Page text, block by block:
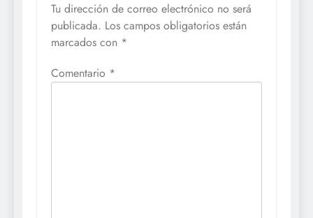
Tu dirección de correo electrónico no será
publicada. Los campos obligatorios están
marcados con *
Comentario *